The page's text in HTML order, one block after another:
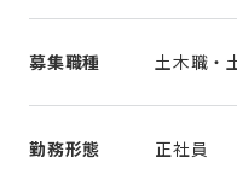
募集職種 土木職・
勤務形態
正社員